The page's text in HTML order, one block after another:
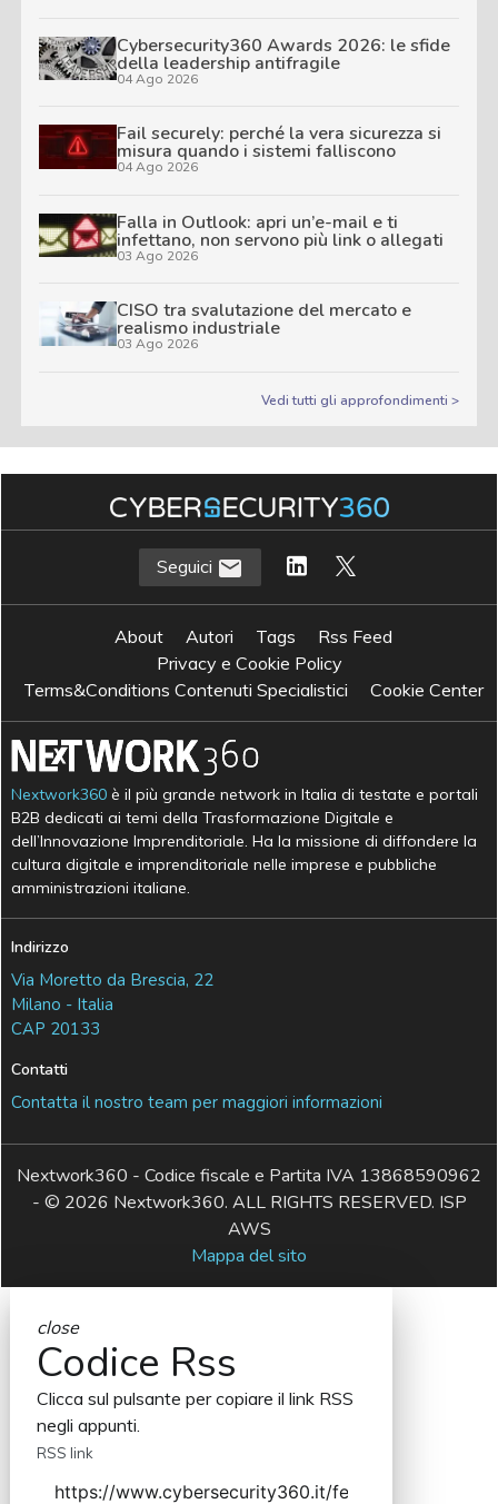
Cybersecurity360 Awards 2026: le sfide
della leadership antifragile
04 Ago 2026
Fail securely: perché la vera sicurezza si
misura quando i sistemi falliscono
04 Ago 2026
Falla in Outlook: apri un’e-mail e ti
infettano, non servono più link o allegati
03 Ago 2026
CISO tra svalutazione del mercato e
realismo industriale
03 Ago 2026
Vedi tutti gli approfondimenti >
Seguici
About Autori Tags
Rss Feed
Privacy e Cookie Policy
Terms&Conditions Contenuti Specialistici
Cookie Center
Nextwork360 è il più grande network in Italia di testate e portali
B2B dedicati ai temi della Trasformazione Digitale e
dell’Innovazione Imprenditoriale. Ha la missione di diffondere la
cultura digitale e imprenditoriale nelle imprese e pubbliche
amministrazioni italiane.
Indirizzo
Via Moretto da Brescia, 22
Milano - Italia
CAP 20133
Contatti
Contatta il nostro team per maggiori informazioni
Nextwork360 - Codice fiscale e Partita IVA 13868590962
- © 2026 Nextwork360. ALL RIGHTS RESERVED. ISP
AWS
Mappa del sito
close
Codice Rss
Clicca sul pulsante per copiare il link RSS
negli appunti.
RSS link